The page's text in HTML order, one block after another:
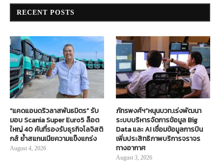
RECENT POSTS
“แคดแอนดริวลาสพันธมิตร” รับ
มอบ Scania Super Euro5 ล็อต
ใหญ่ 40 คันที่รองรับธุรกิจโลจิสติ
กส์ ย้ำสแกนเนียความแข็งแกร่ง
August 4, 2026
ภัทรพงศ์ฯ”หนุนบวท.เร่งพัฒนา
ระบบบริหารจัดการข้อมูล Big
Data และ AI เชื่อมข้อมูลการบิน
เพิ่มประสิทธิภาพบริการจราจร
ทางอากาศ
August 3, 2026